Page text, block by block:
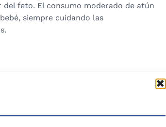
feto. El consumo moderado de atún
siempre cuidando las
su consumo, especialmente en niños
presencia de metales como el
que el contenido de selenio en el atún
que un consumo equilibrado sea más